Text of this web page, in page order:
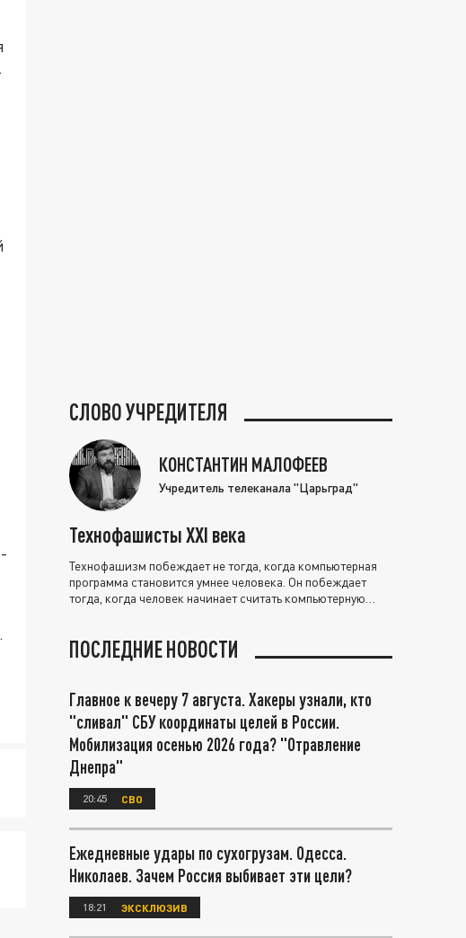
СЛОВО УЧРЕДИТЕЛЯ
КОНСТАНТИН МАЛОФЕЕВ
Учредитель телеканала "Царьград"
Технофашисты XXI века
Технофашизм побеждает не тогда, когда компьютерная
программа становится умнее человека. Он побеждает
тогда, когда человек начинает считать компьютерную
ПОСЛЕДНИЕ НОВОСТИ
Главное к вечеру 7 августа. Хакеры узнали, кто
"сливал" СБУ координаты целей в России.
Мобилизация осенью 2026 года? "Отравление
Днепра"
20:45 СВО
Ежедневные удары по сухогрузам. Одесса.
Николаев. Зачем Россия выбивает эти цели?
18:21 ЭКСКЛЮЗИВ